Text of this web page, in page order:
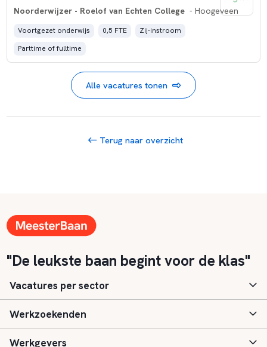
Noorderwijzer - Roelof van Echten College - Hoogeveen
Voortgezet onderwijs 0,5 FTE
Zij-instroom
Parttime of fulltime
Alle vacatures tonen
Terug naar overzicht
"De leukste baan begint voor de klas"
Vacatures per sector
Basisonderwijs
Speciaal (basis) onderwijs
Werkzoekenden
Aanmelden
Werkgevers